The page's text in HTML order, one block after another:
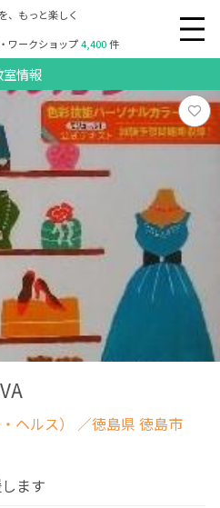
、もっと楽しく
ワークショップ4,400件
室情報
ヘルス） ／徳島県 徳島市
ます